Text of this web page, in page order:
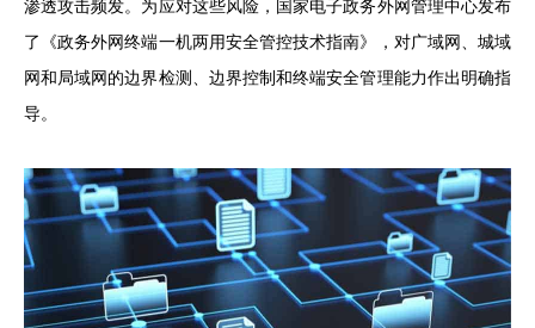
渗透攻击频发。为应对这些风险，国家电子政务外网管理中心发布
了《政务外网终端一机两用安全管控技术指南》，对广域网、城域
网和局域网的边界检测、边界控制和终端安全管理能力作出明确指
导。